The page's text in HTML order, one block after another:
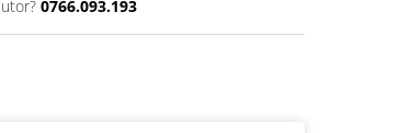
0766.093.193